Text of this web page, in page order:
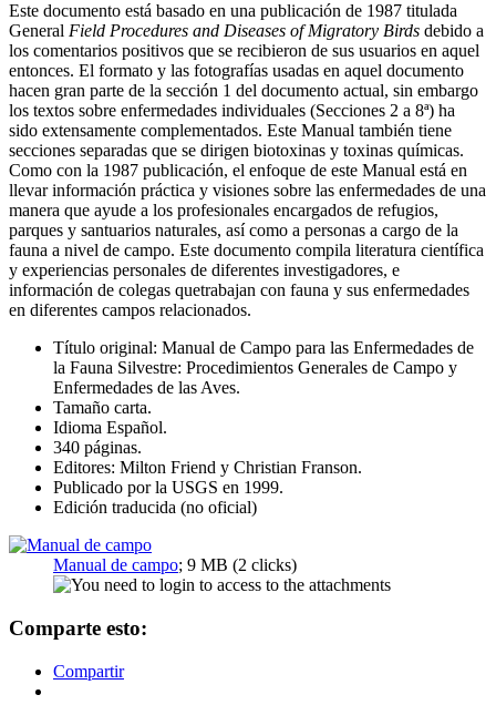
Este documento está basado en una publicación de 1987 titulada
General Field Procedures and Diseases of Migratory Birds debido a
los comentarios positivos que se recibieron de sus usuarios en aquel
entonces. El formato y las fotografías usadas en aquel documento
hacen gran parte de la sección 1 del documento actual, sin embargo
los textos sobre enfermedades individuales (Secciones 2 a 8ª) ha
sido extensamente complementados. Este Manual también tiene
secciones separadas que se dirigen biotoxinas y toxinas químicas.
Como con la 1987 publicación, el enfoque de este Manual está en
llevar información práctica y visiones sobre las enfermedades de una
manera que ayude a los profesionales encargados de refugios,
parques y santuarios naturales, así como a personas a cargo de la
fauna a nivel de campo. Este documento compila literatura científica
y experiencias personales de diferentes investigadores, e
información de colegas quetrabajan con fauna y sus enfermedades
en diferentes campos relacionados.
Título original: Manual de Campo para las Enfermedades de
la Fauna Silvestre: Procedimientos Generales de Campo y
Enfermedades de las Aves.
Tamaño carta.
Idioma Español.
340 páginas.
Editores: Milton Friend y Christian Franson.
Publicado por la USGS en 1999.
Edición traducida (no oficial)
Manual de campo; 9 MB (2 clicks)
Comparte esto:
Compartir